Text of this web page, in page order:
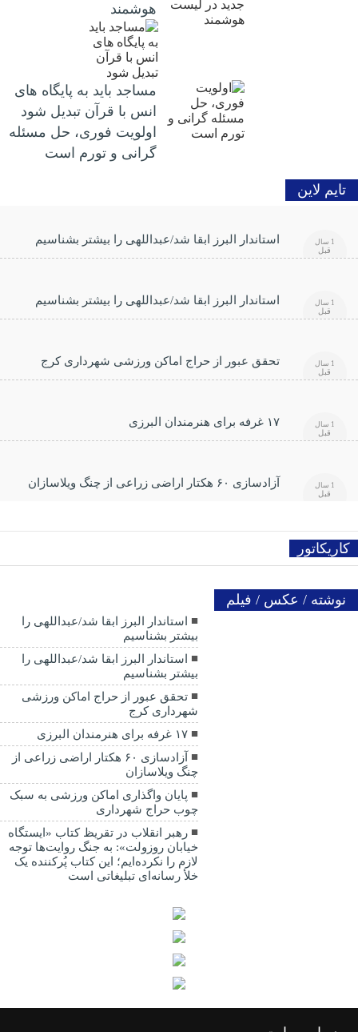
هوشمند
مساجد باید به پایگاه های
انس با قرآن تبدیل شود
اولویت فوری، حل مسئله
گرانی و تورم است
تایم لاین
استاندار البرز ابقا شد/عبداللهی را بیشتر بشناسیم 1 سال
قبل
استاندار البرز ابقا شد/عبداللهی را بیشتر بشناسیم 1 سال
قبل
تحقق عبور از حراج اماکن ورزشی شهرداری کرج 1 سال
قبل
۱۷ غرفه برای هنرمندان البرزی 1 سال
قبل
آزادسازی ۶۰ هکتار اراضی زراعی از چنگ ویلاسازان 1 سال
قبل
کاریکاتور
نوشته / عکس / فیلم
استاندار البرز ابقا شد/عبداللهی را
بیشتر بشناسیم
استاندار البرز ابقا شد/عبداللهی را
بیشتر بشناسیم
تحقق عبور از حراج اماکن ورزشی
شهرداری کرج
۱۷ غرفه برای هنرمندان البرزی
آزادسازی ۶۰ هکتار اراضی زراعی از
چنگ ویلاسازان
پایان واگذاری اماکن ورزشی به سبک
چوب حراج شهرداری
رهبر انقلاب در تقریظ کتاب «ایستگاه
خیابان روزولت»: به جنگ روایت‌ها توجه
لازم را نکرده‌ایم؛ این کتاب پُرکننده‌ یک
خلأ رسانه‌ای تبلیغاتی است